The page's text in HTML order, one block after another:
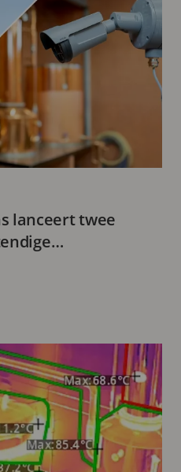
lanceert twee
voor gevaarlijke